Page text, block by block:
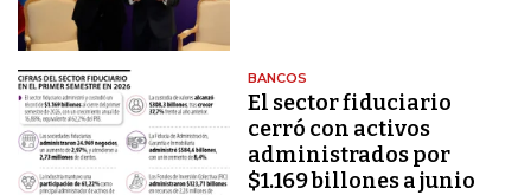
BANCOS
El sector fiduciario
cerró con activos
administrados por
$1.169 billones a junio